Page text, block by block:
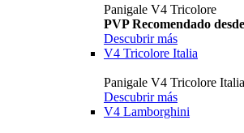
Panigale V4 Tricolore
PVP Recomendado
Descubrir más
V4 Tricolore Italia
Panigale V4 Tricolore Italia
Descubrir más
V4 Lamborghini